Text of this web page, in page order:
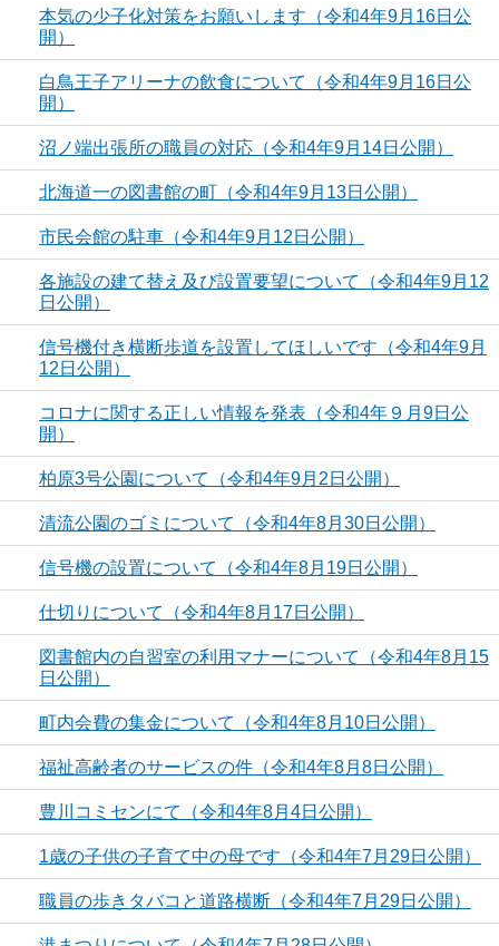
本気の少子化対策をお願いします（令和4年9月16日公
開）
白鳥王子アリーナの飲食について（令和4年9月16日公
開）
沼ノ端出張所の職員の対応（令和4年9月14日公開）
北海道一の図書館の町（令和4年9月13日公開）
市民会館の駐車（令和4年9月12日公開）
各施設の建て替え及び設置要望について（令和4年9月12
日公開）
信号機付き横断歩道を設置してほしいです（令和4年9月
12日公開）
コロナに関する正しい情報を発表（令和4年９月9日公
開）
柏原3号公園について（令和4年9月2日公開）
清流公園のゴミについて（令和4年8月30日公開）
信号機の設置について（令和4年8月19日公開）
仕切りについて（令和4年8月17日公開）
図書館内の自習室の利用マナーについて（令和4年8月15
日公開）
町内会費の集金について（令和4年8月10日公開）
福祉高齢者のサービスの件（令和4年8月8日公開）
豊川コミセンにて（令和4年8月4日公開）
1歳の子供の子育て中の母です（令和4年7月29日公開）
職員の歩きタバコと道路横断（令和4年7月29日公開）